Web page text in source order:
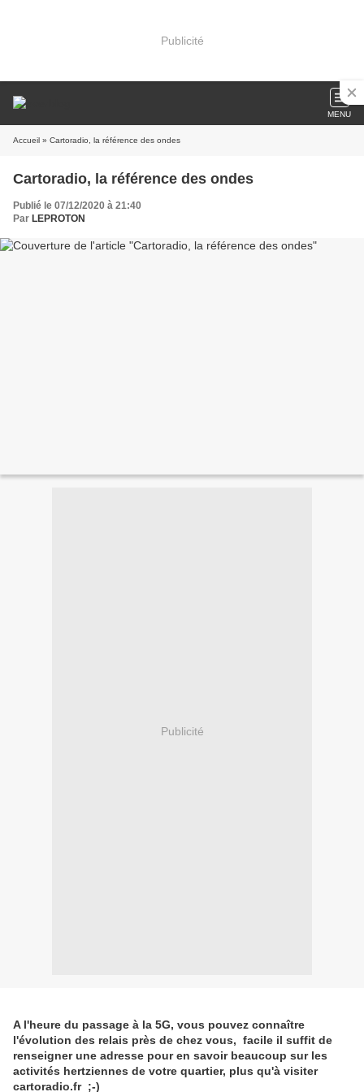
Publicité
MENU
Accueil » Cartoradio, la référence des ondes
Cartoradio, la référence des ondes
Publié le 07/12/2020 à 21:40
Par LEPROTON
Publicité
A l'heure du passage à la 5G, vous pouvez connaître
l'évolution des relais près de chez vous, facile il suffit de
renseigner une adresse pour en savoir beaucoup sur les
activités hertziennes de votre quartier, plus qu'à visiter
cartoradio.fr ;-)